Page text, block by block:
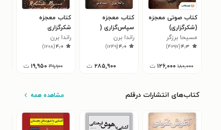
کتاب صوتی معجزه
(شکرگزاری)
مسیحا برزگر
۴٫۳(۴۲۹۷)
۱۸۰,۰۰۰ ۱۲۶,۰۰۰ ت
کتاب معجزه
سپاس‌گزاری (
معجزه شکرگزاری )
راندا برن
۴٫۰(۱۲۴۹)
۲۸۵,۹۰۰ ت
کتاب معجزه
شکرگزاری
راندا برن
۴٫۰(۱۲۰۸)
۳۹,۹۰۰ ۱۹,۹۵۰ ت
کتاب‌های انتشارات درقلم مشاهده همه